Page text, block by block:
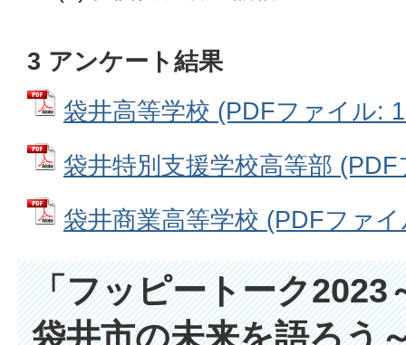
3 アンケート結果
袋井高等学校 (PDFファイル:
袋井特別支援学校高等部
袋井商業高等学校 (PDFファ
「フッピートーク2023
袋井市の未来を語ろう